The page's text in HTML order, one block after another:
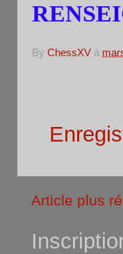
By ChessXV à
Article plus